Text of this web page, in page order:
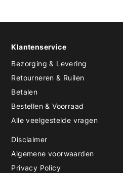
Klantenservice
Bezorging & Levering
Retourneren & Ruilen
Betalen
Bestellen & Voorraad
Alle veelgestelde vragen
Disclaimer
Algemene voorwaarden
Privacy Policy